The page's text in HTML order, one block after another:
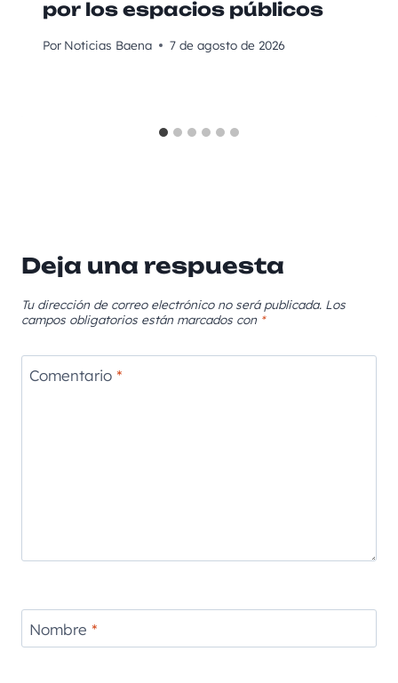
por los espacios públicos
Por Noticias Baena 7 de agosto de 2026
Deja una respuesta
Tu dirección de correo electrónico no será publicada. Los
campos obligatorios están marcados con *
Comentario *
Nombre *